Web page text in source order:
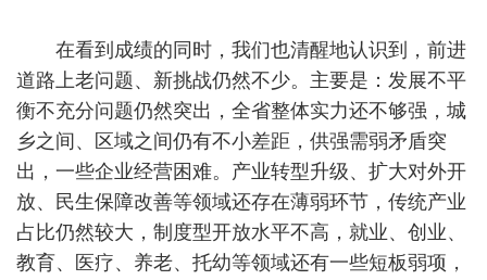
在看到成绩的同时，我们也清醒地认识到，前进
道路上老问题、新挑战仍然不少。主要是：发展不平
衡不充分问题仍然突出，全省整体实力还不够强，城
乡之间、区域之间仍有不小差距，供强需弱矛盾突
出，一些企业经营困难。产业转型升级、扩大对外开
放、民生保障改善等领域还存在薄弱环节，传统产业
占比仍然较大，制度型开放水平不高，就业、创业、
教育、医疗、养老、托幼等领域还有一些短板弱项，